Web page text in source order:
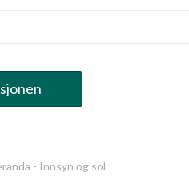
- Innsyn og sol